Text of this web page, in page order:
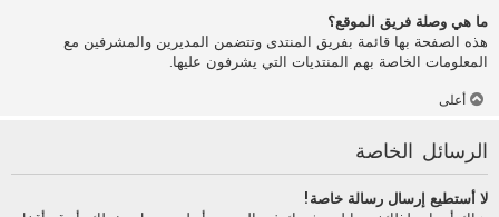
ما هي وصلة فريق الموقع؟
هذه الصفحة بها قائمة بفريق المنتدى وتتضمن المديرين والمشرفين مع
المعلومات الخاصة بهم المنتديات التي يشرفون عليها.
أعلى
الرسائل الخاصة
لا أستطيع إرسال رسالة خاصة!